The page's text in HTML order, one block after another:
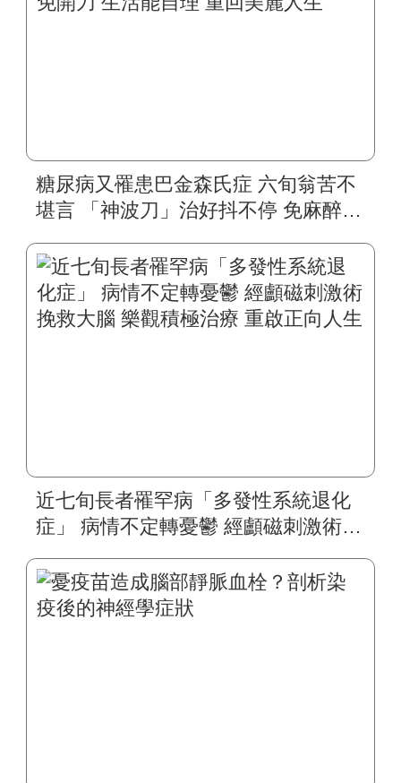
糖尿病又罹患巴金森氏症 六旬翁苦不
堪言 「神波刀」治好抖不停 免麻醉免
近七旬長者罹罕病「多發性系統退化
症」 病情不定轉憂鬱 經顱磁刺激術挽